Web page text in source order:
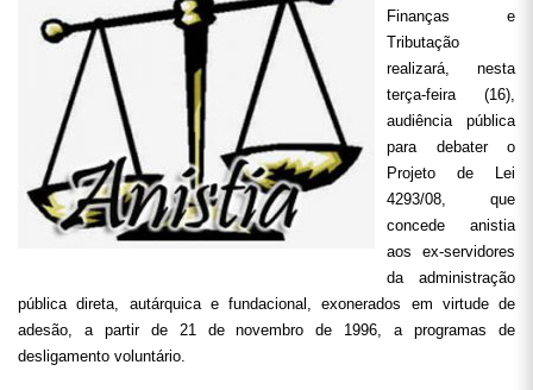
Finanças e
Tributação
realizará, nesta
terça-feira (16),
audiência pública
para debater o
Projeto de Lei
4293/08, que
concede anistia
aos ex-servidores
da administração
pública direta, autárquica e fundacional, exonerados em virtude de
adesão, a partir de 21 de novembro de 1996, a programas de
desligamento voluntário.